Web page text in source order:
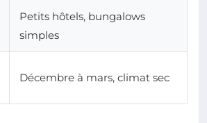
Petits hôtels, bungalows
simples
Décembre à mars, climat sec